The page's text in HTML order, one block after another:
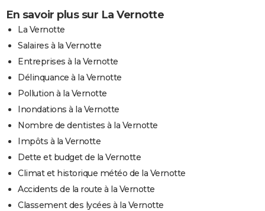
En savoir plus sur La Vernotte
La Vernotte
Salaires à la Vernotte
Entreprises à la Vernotte
Délinquance à la Vernotte
Pollution à la Vernotte
Inondations à la Vernotte
Nombre de dentistes à la Vernotte
Impôts à la Vernotte
Dette et budget de la Vernotte
Climat et historique météo de la Vernotte
Accidents de la route à la Vernotte
Classement des lycées à la Vernotte